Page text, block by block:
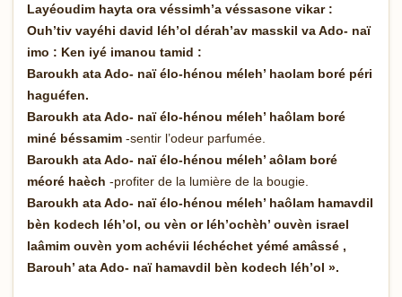
Layéoudim hayta ora véssimh’a véssasone vikar :
Ouh’tiv vayéhi david léh’ol dérah’av masskil va Ado- naï
imo : Ken iyé imanou tamid :
Baroukh ata Ado- naï élo-hénou méleh’ haolam boré péri
haguéfen.
Baroukh ata Ado- naï élo-hénou méleh’ haôlam boré
miné béssamim -sentir l’odeur parfumée.
Baroukh ata Ado- naï élo-hénou méleh’ aôlam boré
méoré haèch -profiter de la lumière de la bougie.
Baroukh ata Ado- naï élo-hénou méleh’ haôlam hamavdil
bèn kodech léh’ol, ou vèn or léh’ochèh’ ouvèn israel
laâmim ouvèn yom achévii léchéchet yémé amâssé ,
Barouh’ ata Ado- naï hamavdil bèn kodech léh’ol ».